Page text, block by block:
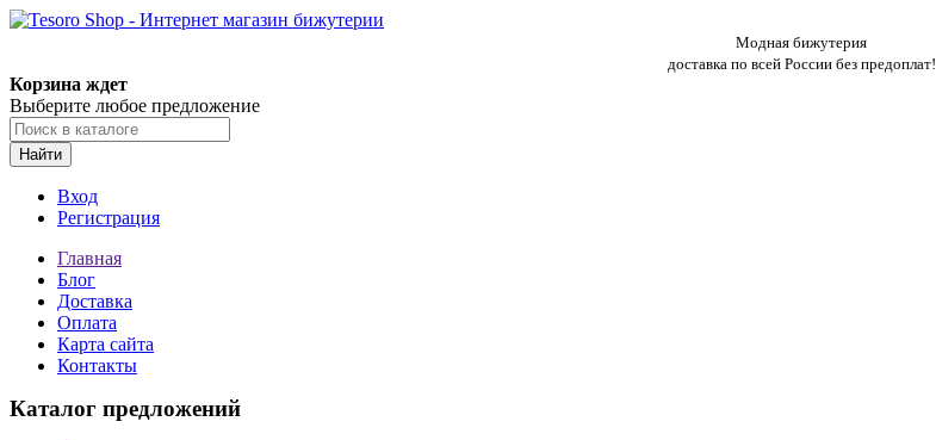
Модная бижутерия
доставка по всей России без предоплат!
Корзина ждет
Выберите любое предложение
Найти
Вход
Регистрация
Главная
Блог
Доставка
Оплата
Карта сайта
Контакты
Каталог предложений